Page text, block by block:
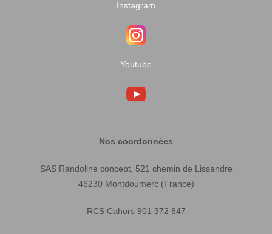
Instagram
Youtube
Nos coordonnées
SAS Randoline concept, 521 chemin de Lissandre
46230 Montdoumerc (France)
RCS Cahors 901 372 847